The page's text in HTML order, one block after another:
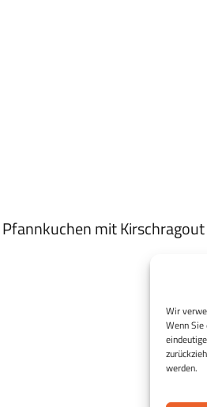
Wir
Wenn
werden.
Pfannkuchen mit Kirschragout